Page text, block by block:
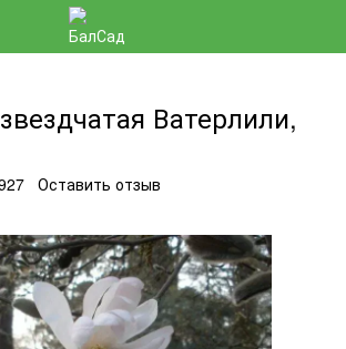
Ватерлили,
Оставить отзыв